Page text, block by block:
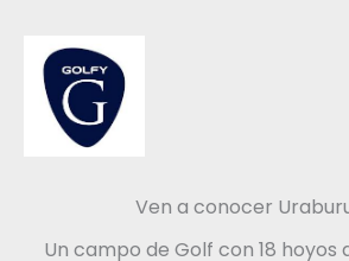
Ven a conocer
Un campo de Golf con 18 hoyos